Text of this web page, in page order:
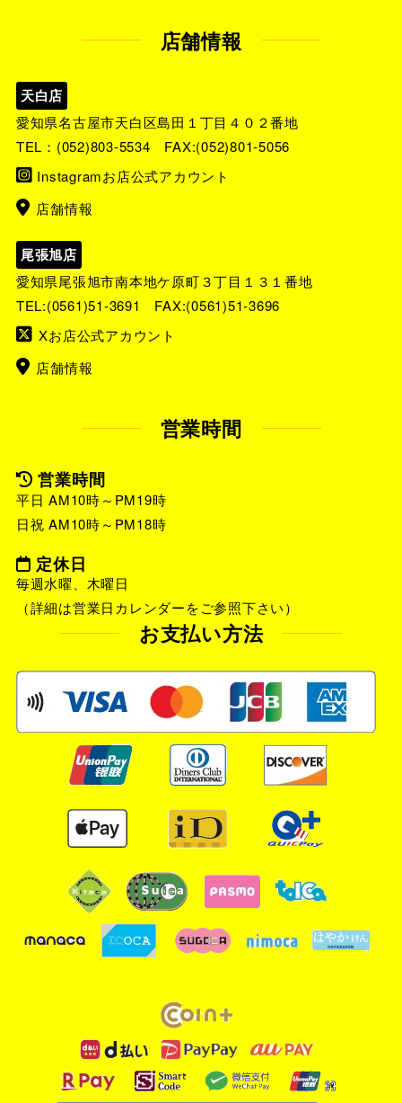
店舗情報
天白店
愛知県名古屋市天白区島田１丁目４０２番地
TEL： (052)803-5534 FAX:(052)801-5056
Instagramお店公式アカウント
店舗情報
尾張旭店
愛知県尾張旭市南本地ケ原町３丁目１３１番地
TEL:(0561)51-3691
FAX:(0561)51-3696
Xお店公式アカウント
店舗情報
営業時間
営業時間
平日 AM10時～PM19時
日祝 AM10時～PM18時
定休日
毎週水曜、木曜日
（詳細は営業日カレンダーをご参照下さい）
お支払い方法